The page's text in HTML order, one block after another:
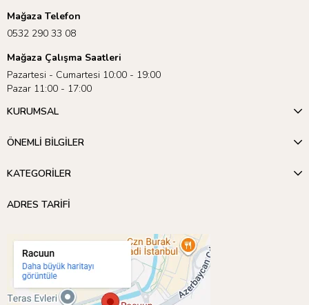
Mağaza Telefon
0532 290 33 08
Mağaza Çalışma Saatleri
Pazartesi - Cumartesi 10:00 - 19:00
Pazar 11:00 - 17:00
KURUMSAL
ÖNEMLİ BİLGİLER
KATEGORİLER
ADRES TARİFİ